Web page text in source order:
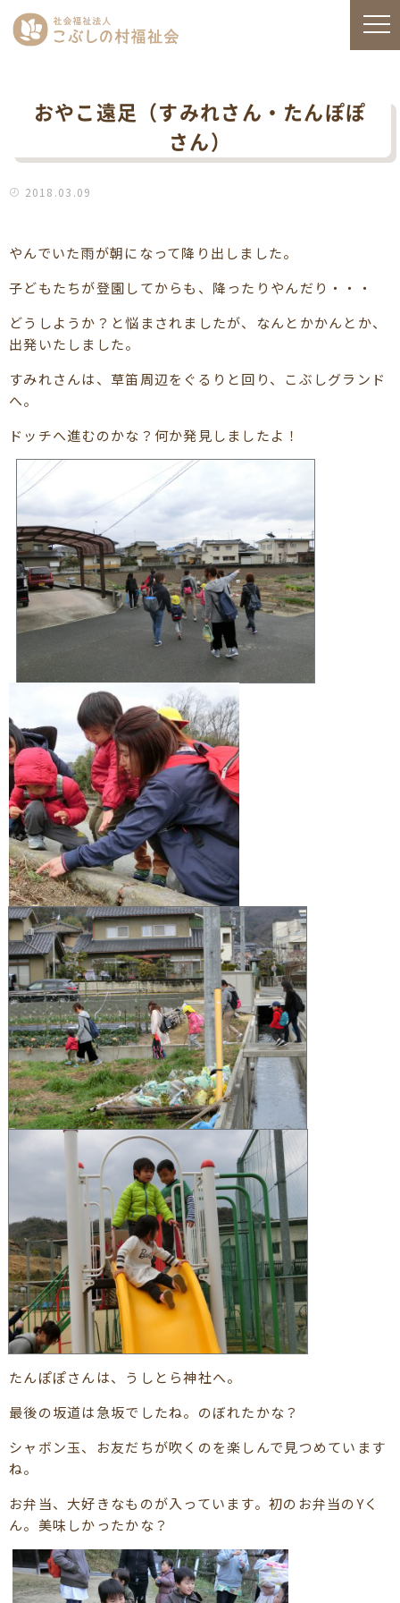
おやこ遠足（すみれさん・たんぽぽ
さん）
2018.03.09
やんでいた雨が朝になって降り出しました。
子どもたちが登園してからも、降ったりやんだり・・・
どうしようか？と悩まされましたが、なんとかかんとか、
出発いたしました。
すみれさんは、草笛周辺をぐるりと回り、こぶしグランド
へ。
ドッチへ進むのかな？何か発見しましたよ！
たんぽぽさんは、うしとら神社へ。
最後の坂道は急坂でしたね。のぼれたかな？
シャボン玉、お友だちが吹くのを楽しんで見つめています
ね。
お弁当、大好きなものが入っています。初のお弁当のYく
ん。美味しかったかな？